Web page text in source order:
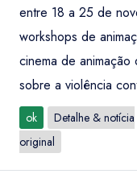
entre 18 a 25 de
workshops de
cinema de animação
sobre a violência
ok
Detalhe & notícia
original